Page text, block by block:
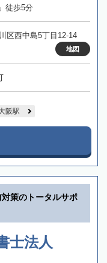
徒歩5分
区西中島5丁目12-14
地図
阪駅
対策のトータルサポ
士法人